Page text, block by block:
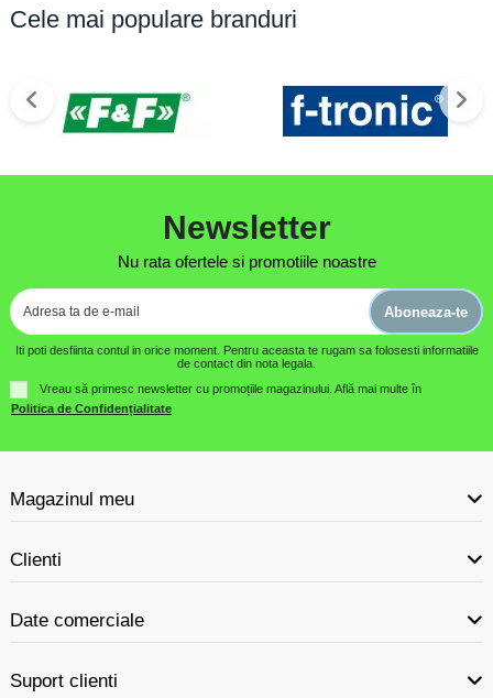
Cele mai populare branduri
Newsletter
Nu rata ofertele si promotiile noastre
Aboneaza-te
Iti poti desfiinta contul in orice moment. Pentru aceasta te rugam sa folosesti informatiile
de contact din nota legala.
Vreau să primesc newsletter cu promoțiile magazinului. Află mai multe în
Politica de Confidențialitate
Magazinul meu
Clienti
Date comerciale
Suport clienti